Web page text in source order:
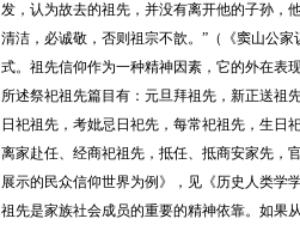
发，认为故去的祖先，并没有离开他的子孙，
清洁，必诚敬，否则祖宗不歆。”（《窦山公
式。祖先信仰作为一种精神因素，它的外在表
所述祭祀祖先篇目有：元旦拜祖先，新正送祖
日祀祖先，考妣忌日祀先，每常祀祖先，生日
离家赴任、经商祀祖先，抵任、抵商安家先
展示的民众信仰世界为例》，见《历史人类学
祖先是家族社会成员的重要的精神依靠。如果